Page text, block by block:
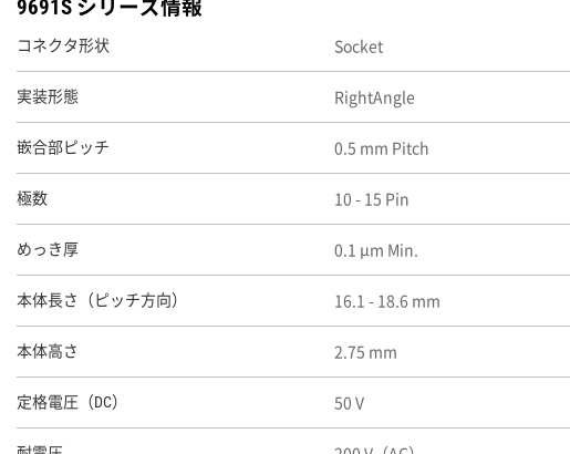
9691S シリーズ情報
コネクタ形状 Socket
実装形態 RightAngle
嵌合部ピッチ 0.5 mm Pitch
極数 10 - 15 Pin
めっき厚 0.1 μm Min.
本体長さ（ピッチ方向） 16.1 - 18.6 mm
本体高さ 2.75 mm
定格電圧（DC） 50 V